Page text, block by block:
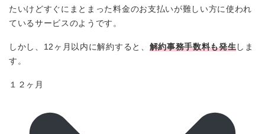
たいけどすぐにまとまった料金のお支払いが難しい方に使われ
ているサービスのようです。
しかし、12ヶ月以内に解約すると、 解約事務手数料も発生 しま
す。
１２ヶ月